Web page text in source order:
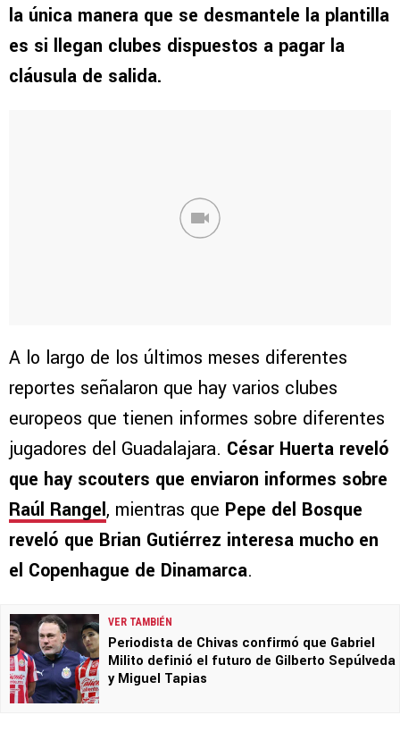
la única manera que se desmantele la plantilla
es si llegan clubes dispuestos a pagar la
cláusula de salida.
A lo largo de los últimos meses diferentes
reportes señalaron que hay varios clubes
europeos que tienen informes sobre diferentes
jugadores del Guadalajara. César Huerta reveló
que hay scouters que enviaron informes sobre
Raúl Rangel, mientras que Pepe del Bosque
reveló que Brian Gutiérrez interesa mucho en
el Copenhague de Dinamarca.
VER TAMBIÉN
Periodista de Chivas confirmó que Gabriel
Milito definió el futuro de Gilberto Sepúlveda
y Miguel Tapias